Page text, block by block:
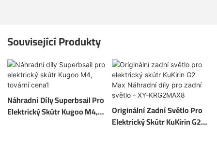
Související Produkty
Náhradní Díly Superbsail Pro
Elektrický Skútr Kugoo M4,
Originální Zadní Světlo Pro
Elektrický Skútr KuKirin G2